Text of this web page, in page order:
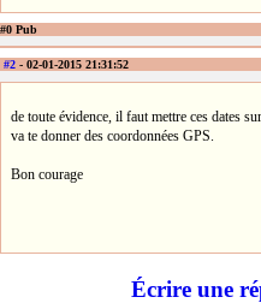
#0 Pub
#2 - 02-01-2015 21:31:52
de toute évidence, il faut mettre ces dates
va te donner des coordonnées GPS.
Bon courage
Écrire une